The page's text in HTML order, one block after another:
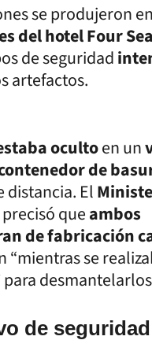
se produjeron
del hotel Four
de seguridad
artefactos.
ocultoen un
de
distancia. El
precisó queambos
de fabricación
“mientras se
de